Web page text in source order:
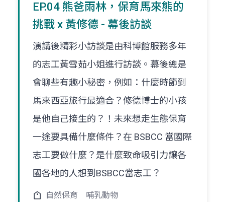
EP.04 熊爸雨林，保育馬來熊的
挑戰 x 黃修德 - 幕後訪談
演講後精彩小訪談是由科博館服務多年
的志工黃雪茹小姐進行訪談。幕後總是
會聊些有趣小秘密，例如：什麼時節到
馬來西亞旅行最適合？修德博士的小孩
是他自己接生的？！未來想走生態保育
一途要具備什麼條件？在 BSBCC 當國際
志工要做什麼？是什麼致命吸引力讓各
國各地的人想到BSBCC當志工？
自然保育 哺乳動物